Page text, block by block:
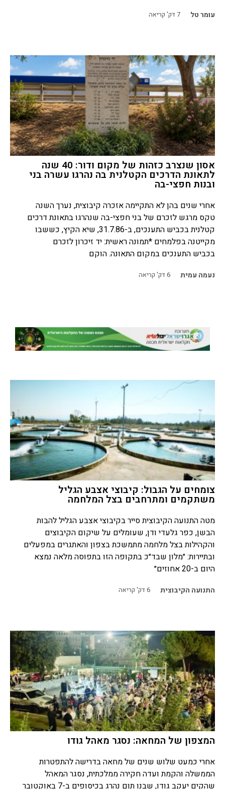
עומר טל 7דק' קריאה
אסון שנצרב כזהות של מקום ודור: 40 שנה
לתאונת הדרכים הקטלנית בה נהרגו עשרה בני
ובנות חפצי-בה
אחרי שנים בהן לא התקיימה אזכרה קיבוצית, נערך השנה
טקס מרגש לזכרם של בני חפצי-בה שנהרגו בתאונת דרכים
קטלנית בכביש התענכים, ב-31.7.86, שיא הקיץ, כששבו
מקייטנה בפלמחים *תמונה ראשית: יד זיכרון לזכרם
בכביש התענכים במקום התאונה. הוקם
נעמה עמית 6דק' קריאה
צומחים על הגבול: קיבוצי אצבע הגליל
משתקמים ומתרחבים בצל המלחמה
מטה התנועה הקיבוצית סייר בקיבוצי אצבע הגליל להבות
הבשן, כפר גלעדי ודן, שעומלים על שיקום הקיבוצים
והקהילות בצל מלחמה מתמשכת בצפון והאתגרים במפעלים
ובתיירות: ״מלון שבד״כ בתקופה הזו בתפוסה מלאה נמצא
היום ב-20 אחוזים״
התנועה הקיבוצית 6דק' קריאה
המצפון של המחאה: נסגר מאהל גודו
אחרי כמעט שלוש שנים של מחאה בדרישה להתפטרות
הממשלה והקמת ועדה חקירה ממלכתית, נסגר המאהל
שהקים יעקב גודו, שבנו תום נהרג בכיסופים ב-7 באוקטובר